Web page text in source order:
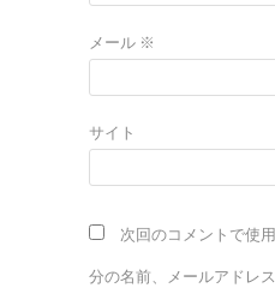
メール ※
サイト
次回のコメントで使
分の名前、メールアドレ